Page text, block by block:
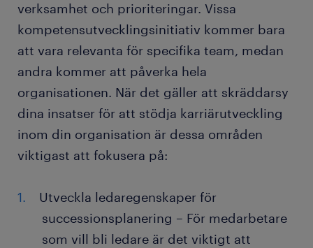
verksamhet och prioriteringar. Vissa
kompetensutvecklingsinitiativ kommer bara
att vara relevanta för specifika team, medan
andra kommer att påverka hela
organisationen. När det gäller att skräddarsy
dina insatser för att stödja karriärutveckling
inom din organisation är dessa områden
viktigast att fokusera på:
Utveckla ledaregenskaper för
successionsplanering – För medarbetare
som vill bli ledare är det viktigt att